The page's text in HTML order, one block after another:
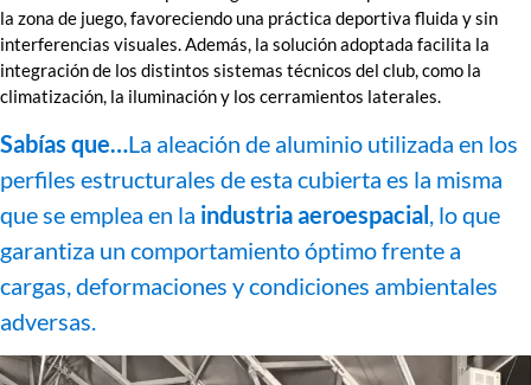
la zona de juego, favoreciendo una práctica deportiva fluida y sin
interferencias visuales. Además, la solución adoptada facilita la
integración de los distintos sistemas técnicos del club, como la
climatización, la iluminación y los cerramientos laterales.
Sabías que…La aleación de aluminio utilizada en los
perfiles estructurales de esta cubierta es la misma
que se emplea en la industria aeroespacial, lo que
garantiza un comportamiento óptimo frente a
cargas, deformaciones y condiciones ambientales
adversas.